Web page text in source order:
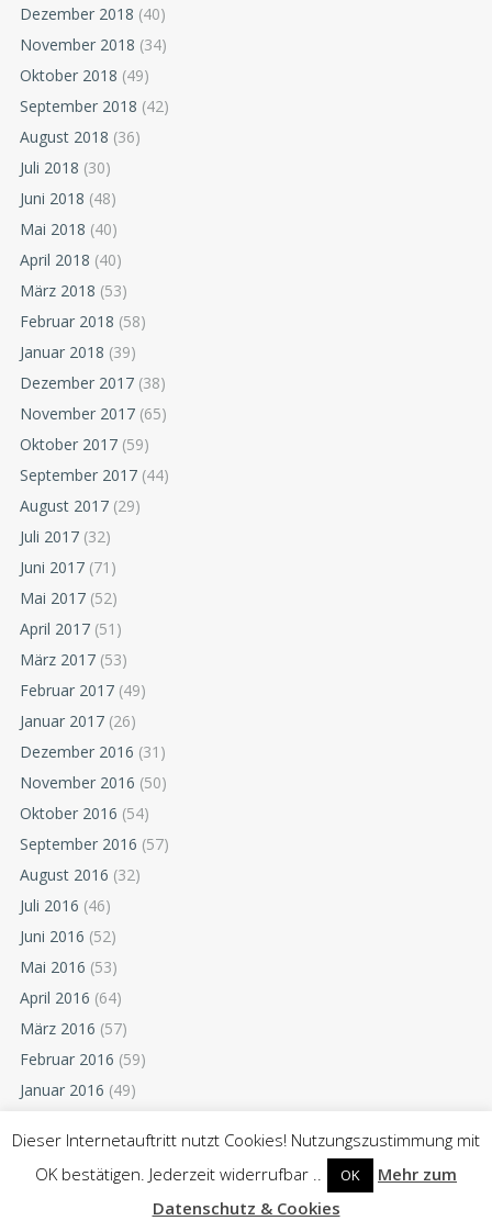
Dezember 2018 (40)
November 2018 (34)
Oktober 2018 (49)
September 2018 (42)
August 2018 (36)
Juli 2018 (30)
Juni 2018 (48)
Mai 2018 (40)
April 2018 (40)
März 2018 (53)
Februar 2018 (58)
Januar 2018 (39)
Dezember 2017 (38)
November 2017 (65)
Oktober 2017 (59)
September 2017 (44)
August 2017 (29)
Juli 2017 (32)
Juni 2017 (71)
Mai 2017 (52)
April 2017 (51)
März 2017 (53)
Februar 2017 (49)
Januar 2017 (26)
Dezember 2016 (31)
November 2016 (50)
Oktober 2016 (54)
September 2016 (57)
August 2016 (32)
Juli 2016 (46)
Juni 2016 (52)
Mai 2016 (53)
April 2016 (64)
März 2016 (57)
Februar 2016 (59)
Januar 2016 (49)
November 2015(55)
Oktober 2015(54)
Dieser Internetauftritt nutzt Cookies! Nutzungszustimmung mit
OK bestätigen. Jederzeit widerrufbar ..
OK
Mehr zum
Datenschutz & Cookies